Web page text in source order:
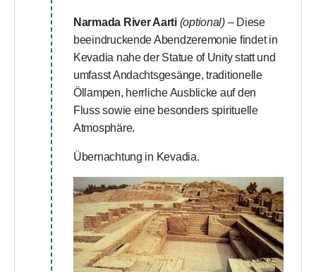
Narmada River Aarti (optional)– Diese
beeindruckende Abendzeremonie findet in
Kevadia nahe der Statue of Unity statt und
umfasst Andachtsgesänge, traditionelle
Öllampen, herrliche Ausblicke auf den
Fluss sowie eine besonders spirituelle
Atmosphäre.
Übernachtung in Kevadia.